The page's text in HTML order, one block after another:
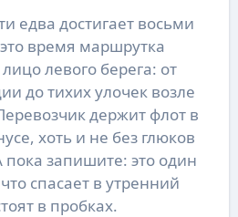
едва достигает восьми
время маршрутка
левого берега: от
до тихих улочек возле
держит флот в
хоть и не без глюков
запишите: это один
спасает в утренний
в пробках.